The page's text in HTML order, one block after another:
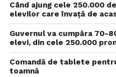
Când ajung cele 250.000
elevilor care învață de
Guvernul va cumpăra 70-
elevi, din cele 250.000
Comandă de tablete
toamnă